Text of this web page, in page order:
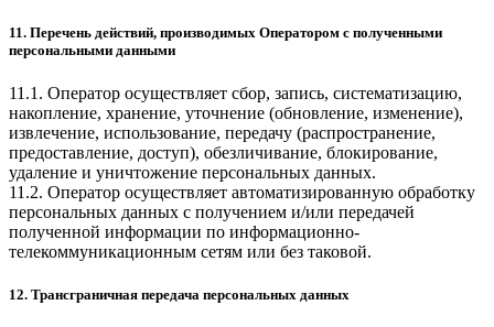
11. Перечень действий, производимых Оператором с полученными
персональными данными
11.1. Оператор осуществляет сбор, запись, систематизацию,
накопление, хранение, уточнение (обновление, изменение),
извлечение, использование, передачу (распространение,
предоставление, доступ), обезличивание, блокирование,
удаление и уничтожение персональных данных.
11.2. Оператор осуществляет автоматизированную обработку
персональных данных с получением и/или передачей
полученной информации по информационно-
телекоммуникационным сетям или без таковой.
12. Трансграничная передача персональных данных